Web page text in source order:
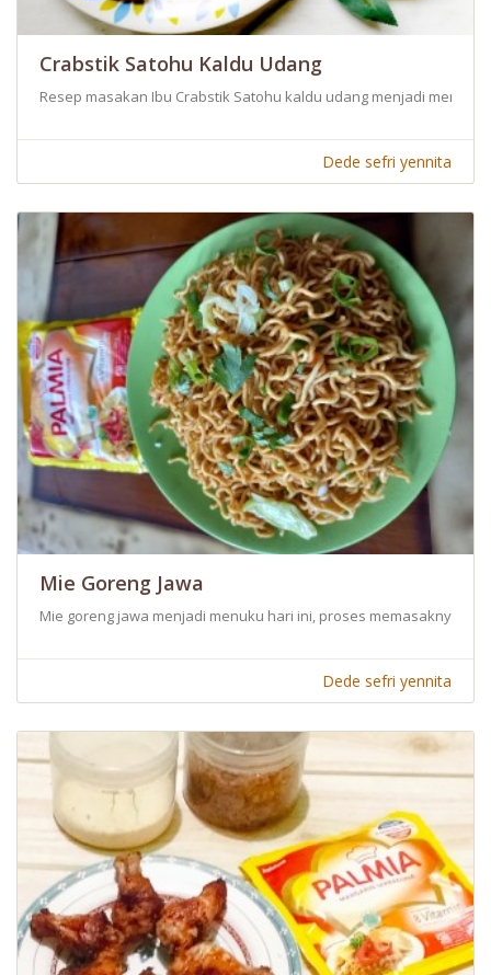
Crabstik Satohu Kaldu Udang
Resep masakan Ibu Crabstik Satohu kaldu udang menjadi menu
Dede sefri yennita
Mie Goreng Jawa
Mie goreng jawa menjadi menuku hari ini, proses memasaknya
Dede sefri yennita